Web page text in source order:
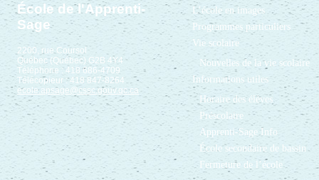
École de l'Apprenti-
Sage
2200, rue Coursol
Québec (Québec) G2B 4Y4
Téléphone : 418 686-4709
Télécopieur : 418 847-8264
ecole.apsage@cssc.gouv.qc.ca
L’école en images
Programmes particuliers
Vie scolaire
Nouvelles de la vie scolaire
Informations utiles
Horaire des élèves
Préscolaire
Apprenti-Sage Info
École secondaire de bassin
Fermeture de l’école